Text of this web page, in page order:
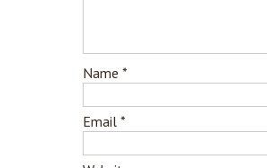
Name *
Email *